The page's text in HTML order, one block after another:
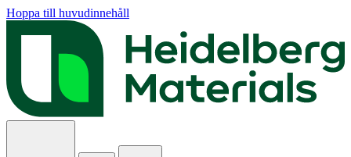
Hoppa till huvudinnehåll